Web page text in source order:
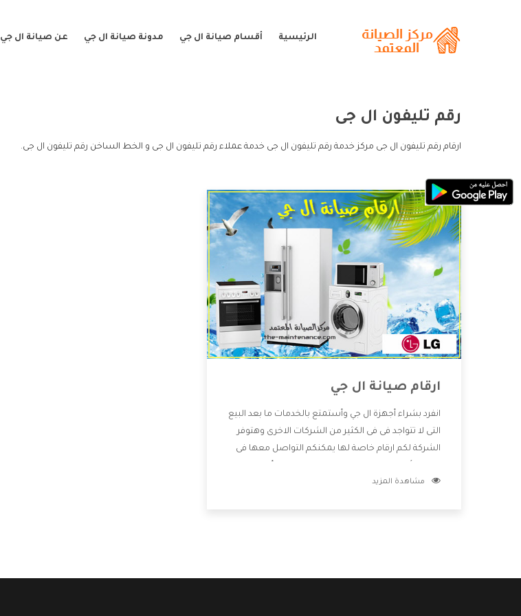
الرئيسية أقسام صيانة ال جي مدونة صيانة ال جي عن صيانة ال جي
رقم تليفون ال جى
ارقام رقم تليفون ال جى مركز خدمة رقم تليفون ال جى خدمة عملاء رقم تليفون ال جى و الخط الساخن رقم تليفون ال جى.
ارقام صيانة ال جي
انفرد بشراء أجهزة ال جي وأستمتع بالخدمات ما بعد البيع
التى لا تتواجد فى فى الكثير من الشركات الاخرى وهتوفر
الشركة لكم ارقام خاصة لها يمكنكم التواصل معها فى
منخفضة تناسب جميع العملاء من خلال العروض
مشاهدة المزيد